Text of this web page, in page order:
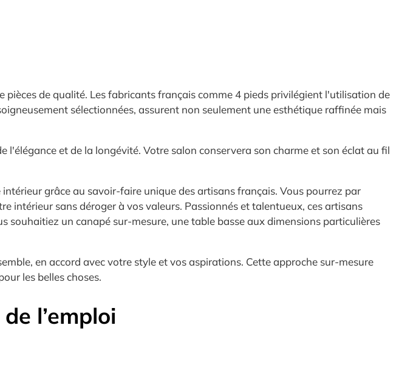
de qualité. Les fabricants français comme 4 pieds privilégient l'utilisation de
sélectionnées, assurent non seulement une esthétique raffinée mais
et de la longévité. Votre salon conservera son charme et son éclat au fil
grâce au savoir-faire unique des artisans français. Vous pourrez par
intérieur sans déroger à vos valeurs. Passionnés et talentueux, ces artisans
souhaitiez un canapé sur-mesure, une table basse aux dimensions particulières
en accord avec votre style et vos aspirations. Cette approche sur-mesure
les belles choses.
l’emploi